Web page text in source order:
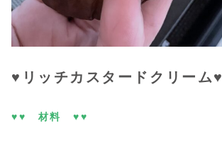
♥リッチカスタードクリーム♥
♥♥ 材料 ♥♥